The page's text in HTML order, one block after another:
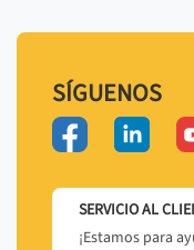
SÍGUENOS
SERVICIO AL
¡Estamos para